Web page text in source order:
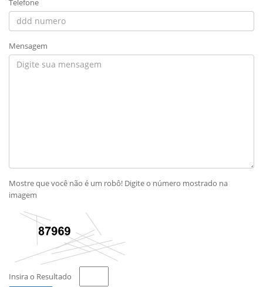
Telefone
Mensagem
Mostre que você não é um robô! Digite o número mostrado na
imagem
Insira o Resultado